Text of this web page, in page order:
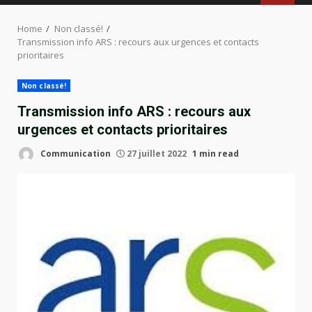
Home
Non classé!
Transmission info ARS : recours aux urgences et contacts
prioritaires
Non classé!
Transmission info ARS : recours aux
urgences et contacts prioritaires
Communication 27 juillet 2022 1 min read